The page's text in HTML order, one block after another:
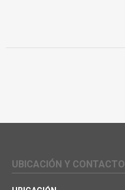
UBICACIÓN Y CONTACTO